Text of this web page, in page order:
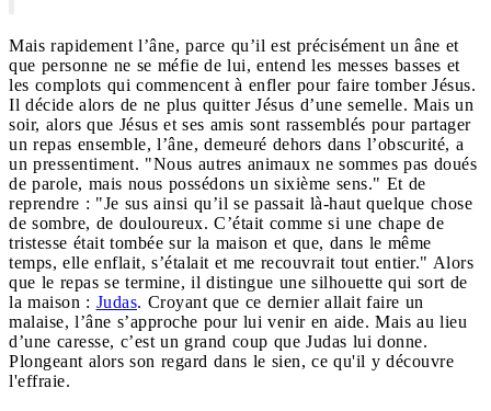
Mais rapidement l’âne, parce qu’il est précisément un âne et
que personne ne se méfie de lui, entend les messes basses et
les complots qui commencent à enfler pour faire tomber Jésus.
Il décide alors de ne plus quitter Jésus d’une semelle. Mais un
soir, alors que Jésus et ses amis sont rassemblés pour partager
un repas ensemble, l’âne, demeuré dehors dans l’obscurité, a
un pressentiment. "Nous autres animaux ne sommes pas doués
de parole, mais nous possédons un sixième sens." Et de
reprendre : "Je sus ainsi qu’il se passait là-haut quelque chose
de sombre, de douloureux. C’était comme si une chape de
tristesse était tombée sur la maison et que, dans le même
temps, elle enflait, s’étalait et me recouvrait tout entier." Alors
que le repas se termine, il distingue une silhouette qui sort de
la maison : Judas. Croyant que ce dernier allait faire un
malaise, l’âne s’approche pour lui venir en aide. Mais au lieu
d’une caresse, c’est un grand coup que Judas lui donne.
Plongeant alors son regard dans le sien, ce qu'il y découvre
l'effraie.